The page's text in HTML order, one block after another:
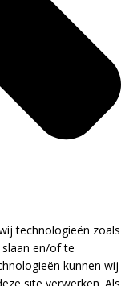
technologieën zoals
en/of te
kunnen wij
site verwerken. Als